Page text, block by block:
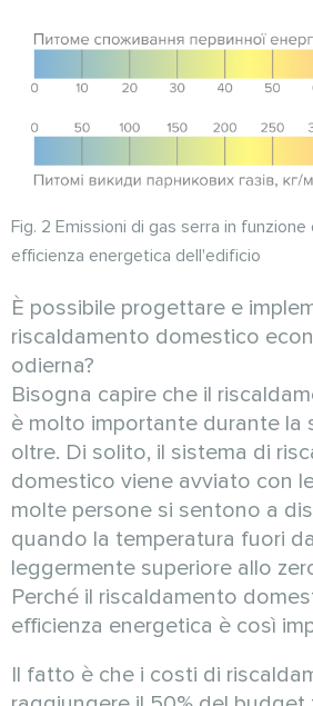
Fig. 2 Emissioni di gas serra in funzione
efficienza energetica dell'edificio
È possibile progettare e
riscaldamento domestico
odierna?
Bisogna capire che il
è molto importante durante la
oltre. Di solito, il sistema di
domestico viene avviato con
molte persone si sentono a
quando la temperatura fuori
leggermente superiore allo
Perché il riscaldamento
efficienza energetica è così
Il fatto è che i costi di